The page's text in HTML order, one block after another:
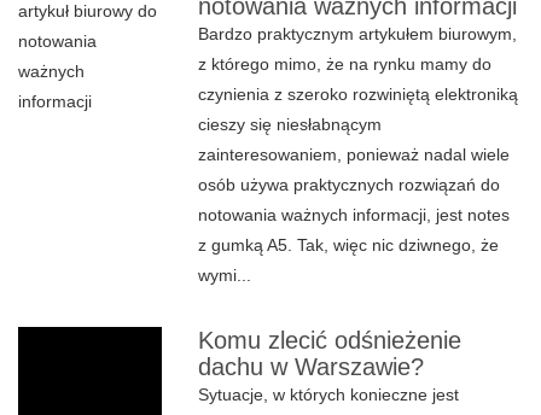
notowania ważnych informacji
Bardzo praktycznym artykułem biurowym,
z którego mimo, że na rynku mamy do
czynienia z szeroko rozwiniętą elektroniką
cieszy się niesłabnącym
zainteresowaniem, ponieważ nadal wiele
osób używa praktycznych rozwiązań do
notowania ważnych informacji, jest notes
z gumką A5. Tak, więc nic dziwnego, że
wymi...
Komu zlecić odśnieżenie
dachu w Warszawie?
Sytuacje, w których konieczne jest